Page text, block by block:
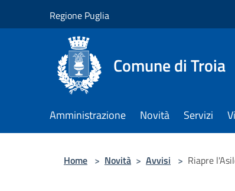
Regione Puglia
Comune di Troia
Amministrazione Novità Servizi
Home > Novità > Avvisi > Riapre